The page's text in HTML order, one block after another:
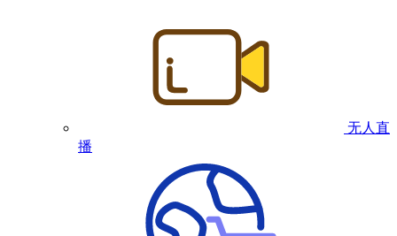
无人直
播